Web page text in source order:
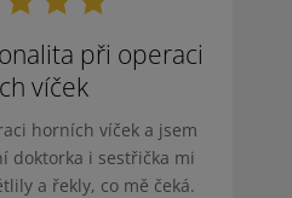
při operaci
víček
horních víček a jsem
doktorka i sestřička mi
a řekly, co mě čeká.